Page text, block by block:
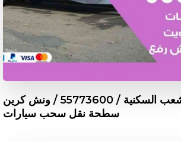
رقم ونش الشعب السكنية / 55773600‬ / ونش كرين
سطحة نقل سحب سيارات